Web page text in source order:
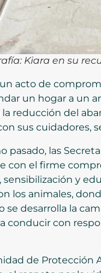
Kiara en su
acto de
un hogar a un
reducción del
sus cuidadores,
pasado, las
con el firme
sensibilización y
los animales,
se desarrolla la
conducir con
de Protección